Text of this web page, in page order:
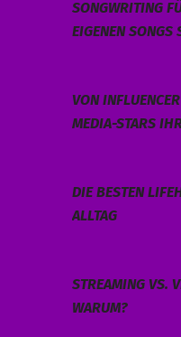
SONGWRITING
EIGENEN SONGS
VON
MEDIA-STARS
DIE BESTEN
ALLTAG
STREAMING VS.
WARUM?